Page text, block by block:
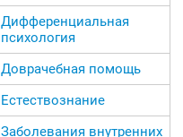
Дифференциальная
психология
Доврачебная помощь
Естествознание
Заболевания внутренних